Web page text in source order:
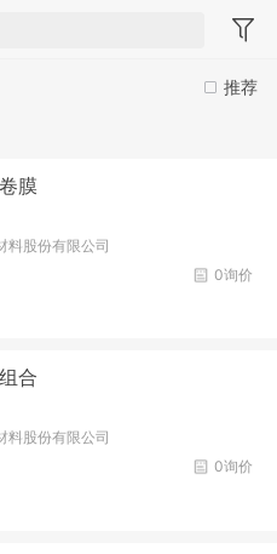
推荐
膜
料股份有限公司
0询价
合
料股份有限公司
0询价